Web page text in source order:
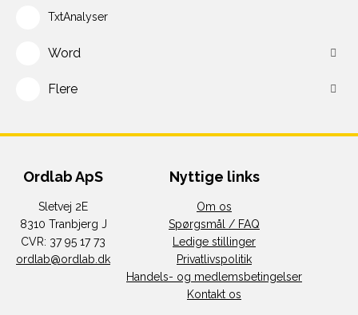
TxtAnalyser
Word
Flere
Ordlab ApS
Sletvej 2E
8310 Tranbjerg J
CVR: 37 95 17 73
ordlab@ordlab.dk
Nyttige links
Om os
Spørgsmål / FAQ
Ledige stillinger
Privatlivspolitik
Handels- og medlemsbetingelser
Kontakt os